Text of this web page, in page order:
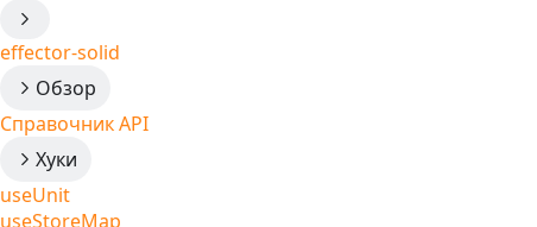
effector-solid
Обзор
Справочник API
Хуки
useUnit
useStoreMap